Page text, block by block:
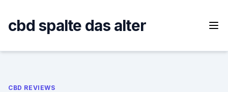
content
cbd spalte das alter
CBD REVIEWS